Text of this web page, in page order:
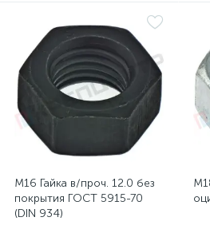
М16 Гайка в/проч. 12.0 без
покрытия ГОСТ 5915-70
(DIN 934)